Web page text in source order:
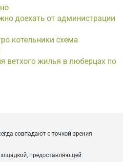
доехать от администрации
котельники схема
ветхого жилья в люберцах по
совпадают с точкой зрения
предоставляющей